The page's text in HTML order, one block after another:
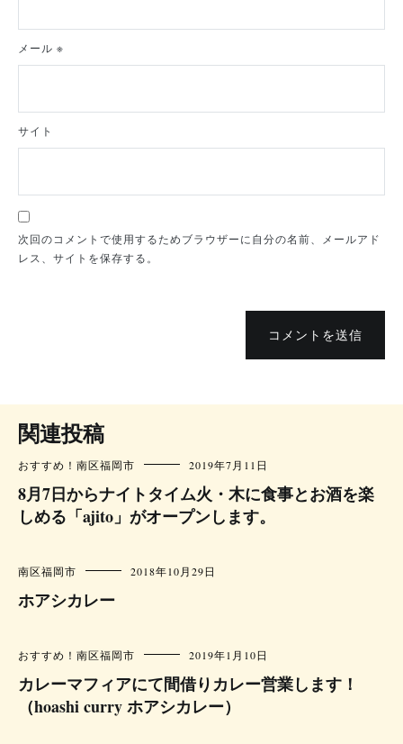
メール ※
サイト
次回のコメントで使用するためブラウザーに自分の名前、メールアド
レス、サイトを保存する。
コメントを送信
関連投稿
おすすめ！ 南区福岡市 2019年7月11日
8月7日からナイトタイム火・木に食事とお酒を楽
しめる「ajito」がオープンします。
南区福岡市 2018年10月29日
ホアシカレー
おすすめ！ 南区福岡市 2019年1月10日
カレーマフィアにて間借りカレー営業します！
（hoashi curry ホアシカレー）